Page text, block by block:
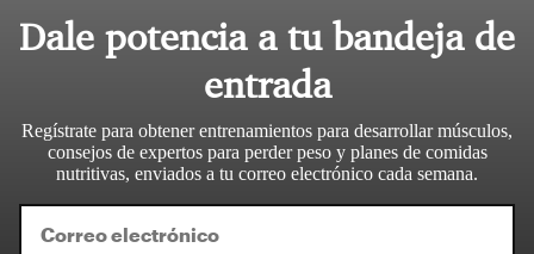
Dale potencia a tu bandeja de
entrada
Regístrate para obtener entrenamientos para desarrollar músculos,
consejos de expertos para perder peso y planes de comidas
nutritivas, enviados a tu correo electrónico cada semana.